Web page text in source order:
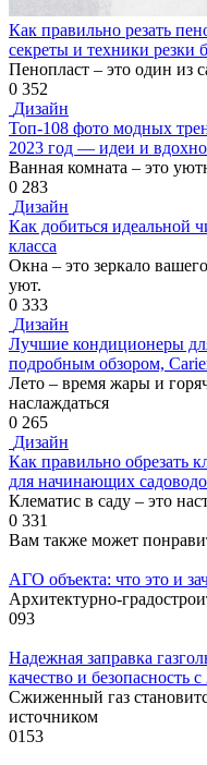
Как правильно резать
секреты и техники резки
Пенопласт – это один из
0 352
Дизайн
Топ-108 фото модных
2023 год — идеи и
Ванная комната – это
0 283
Дизайн
Как добиться идеальной
класса
Окна – это зеркало
уют.
0 333
Дизайн
Лучшие кондиционеры
подробным обзором,
Лето – время жары и
наслаждаться
0 265
Дизайн
Как правильно обрезать
для начинающих
Клематис в саду – это
0 331
Вам также может
АГО объекта: что это и
Архитектурно-
093
Надежная заправка
качество и безопасность с
Сжиженный газ
источником
0153